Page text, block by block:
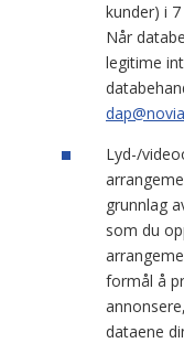
kunder) i
Når
legitime
Lyd-/
grunnlag
som du
formål å
dataene